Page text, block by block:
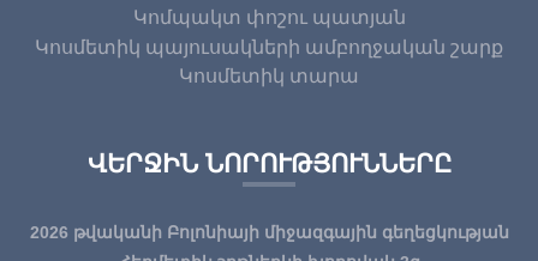
Կոմպակտ փոշու պատյան
Կոսմետիկ պայուսակների ամբողջական շարք
Կոսմետիկ տարա
ՎԵՐՋԻՆ ՆՈՐՈՒԹՅՈՒՆՆԵՐԸ
2026 թվականի Բոլոնիայի միջազգային գեղեցկության